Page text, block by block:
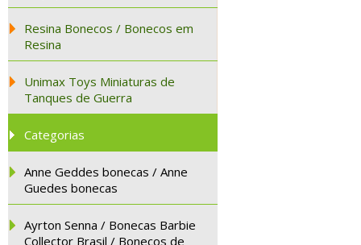
Resina Bonecos / Bonecos em
Resina
Unimax Toys Miniaturas de
Tanques de Guerra
Categorias
Anne Geddes bonecas / Anne
Guedes bonecas
Ayrton Senna / Bonecas Barbie
Collector Brasil / Bonecos de